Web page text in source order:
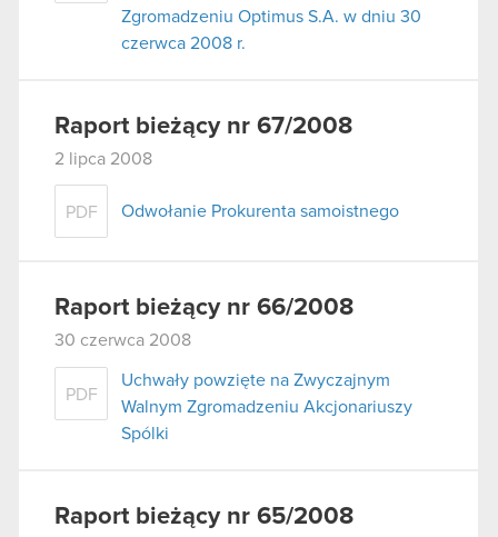
Zgromadzeniu Optimus S.A. w dniu 30
czerwca 2008 r.
Raport bieżący nr 67/2008
2 lipca 2008
PDF Odwołanie Prokurenta samoistnego
Raport bieżący nr 66/2008
30 czerwca 2008
PDF
Uchwały powzięte na Zwyczajnym
Walnym Zgromadzeniu Akcjonariuszy
Spólki
Raport bieżący nr 65/2008